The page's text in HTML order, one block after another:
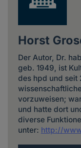
Horst
Der Autor, Dr.
geb. 1949, ist
des hpd und seit
vorzuweisen;
und hatte dort
diverse
unter: http://